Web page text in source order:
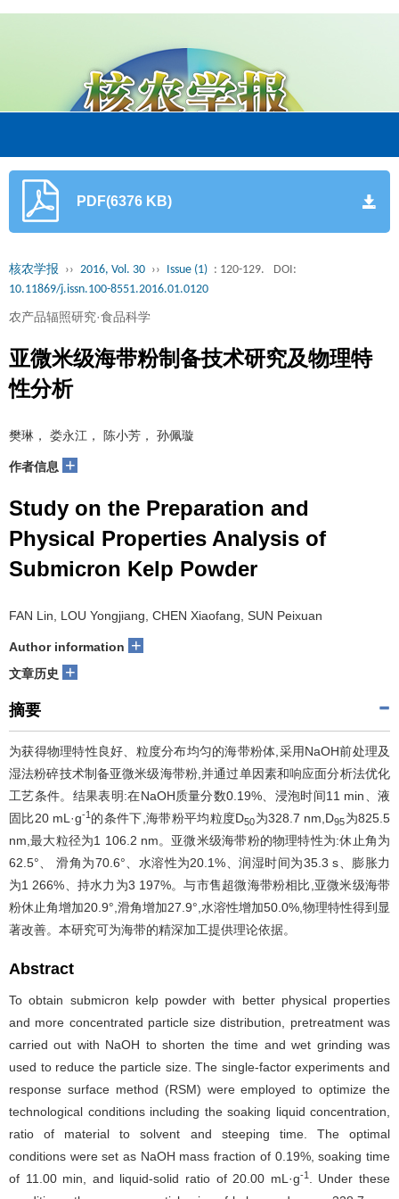
PDF(6376 KB)
核农学报 ›› 2016, Vol. 30 ›› Issue (1) : 120-129.
DOI:
10.11869/j.issn.100-8551.2016.01.0120
农产品辐照研究·食品科学
亚微米级海带粉制备技术研究及物理特
性分析
樊琳， 娄永江， 陈小芳， 孙佩璇
作者信息 +
Study on the Preparation and
Physical Properties Analysis of
Submicron Kelp Powder
FAN Lin, LOU Yongjiang, CHEN Xiaofang, SUN Peixuan
Author information +
文章历史 +
摘要
为获得物理特性良好、粒度分布均匀的海带粉体,采用NaOH前处理及
湿法粉碎技术制备亚微米级海带粉,并通过单因素和响应面分析法优化
工艺条件。结果表明:在NaOH质量分数0.19%、浸泡时间11 min、液
固比20 mL·g-1 的条件下,海带粉平均粒度D50为328.7 nm,D95为825.5
nm,最大粒径为1 106.2 nm。亚微米级海带粉的物理特性为:休止角为
62.5°、 滑角为70.6°、水溶性为20.1%、润湿时间为35.3 s、膨胀力
为1 266%、持水力为3 197%。与市售超微海带粉相比,亚微米级海带
粉休止角增加20.9°,滑角增加27.9°,水溶性增加50.0%,物理特性得到显
著改善。本研究可为海带的精深加工提供理论依据。
Abstract
To obtain submicron kelp powder with better physical properties
and more concentrated particle size distribution, pretreatment was
carried out with NaOH to shorten the time and wet grinding was
used to reduce the particle size. The single-factor experiments and
response surface method (RSM) were employed to optimize the
technological conditions including the soaking liquid concentration,
ratio of material to solvent and steeping time. The optimal
conditions were set as NaOH mass fraction of 0.19%, soaking time
of 11.00 min, and liquid-solid ratio of 20.00 mL·g-1. Under these